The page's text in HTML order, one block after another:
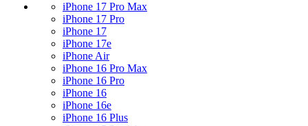
iPhone 17 Pro Max
iPhone 17 Pro
iPhone 17
iPhone 17e
iPhone Air
iPhone 16 Pro Max
iPhone 16 Pro
iPhone 16
iPhone 16e
iPhone 16 Plus